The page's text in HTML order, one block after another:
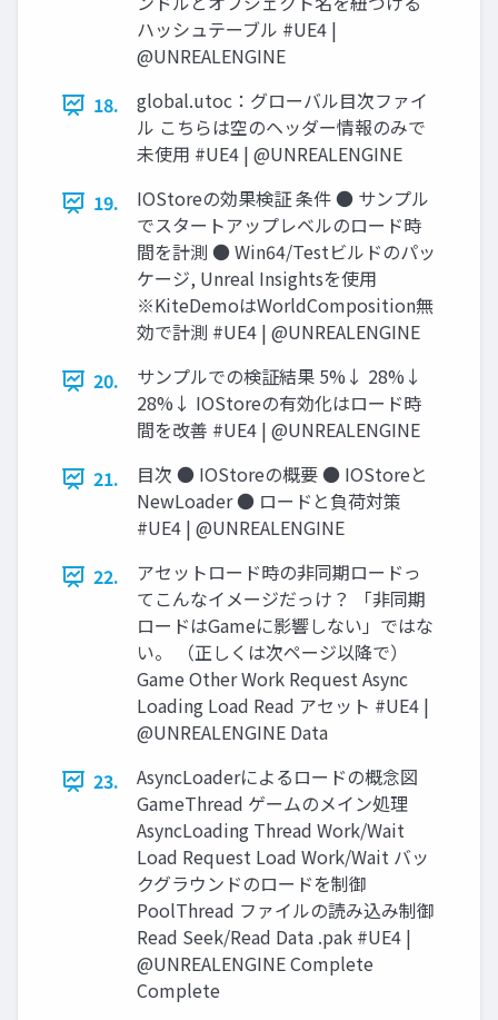
ハッシュテーブル #UE4 |
@UNREALENGINE
18.
global.utoc：グローバル目次ファイ
ル こちらは空のヘッダー情報のみで
未使用 #UE4 | @UNREALENGINE
19.
IOStoreの効果検証 条件 ● サンプル
でスタートアップレベルのロード時
間を計測 ● Win64/Testビルドのパッ
ケージ, Unreal Insightsを使用
※KiteDemoはWorldComposition無
効で計測 #UE4 | @UNREALENGINE
20.
サンプルでの検証結果 5%↓ 28%↓
28%↓ IOStoreの有効化はロード時
間を改善 #UE4 | @UNREALENGINE
21.
目次 ● IOStoreの概要 ● IOStoreと
NewLoader ● ロードと負荷対策
#UE4 | @UNREALENGINE
22.
アセットロード時の非同期ロードっ
てこんなイメージだっけ？ 「非同期
ロードはGameに影響しない」ではな
い。 （正しくは次ページ以降で）
Game Other Work Request Async
Loading Load Read アセット #UE4 |
@UNREALENGINE Data
23.
AsyncLoaderによるロードの概念図
GameThread ゲームのメイン処理
AsyncLoading Thread Work/Wait
Load Request Load Work/Wait バッ
クグラウンドのロードを制御
PoolThread ファイルの読み込み制御
Read Seek/Read Data .pak #UE4 |
@UNREALENGINE Complete
Complete